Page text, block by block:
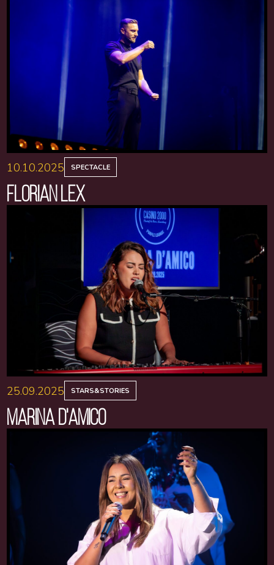
10.10.2025 SPECTACLE
FLORIAN LEX
25.09.2025 STARS&STORIES
MARINA D'AMICO